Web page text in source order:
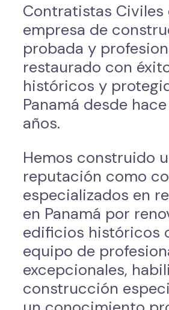
Contratistas Civiles
empresa de
probada y
restaurado con
históricos y
Panamá desde
años.
Hemos construido
reputación como
especializados en
en Panamá por
edificios históricos
equipo de
excepcionales,
construcción